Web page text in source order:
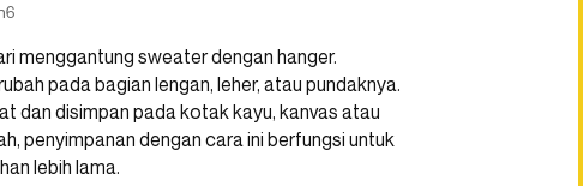
menggantung sweater dengan hanger.
pada bagian lengan, leher, atau pundaknya.
dan disimpan pada kotak kayu, kanvas atau
penyimpanan dengan cara ini berfungsi untuk
lebih lama.